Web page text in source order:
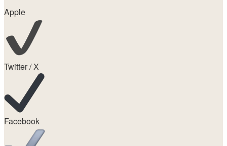
Apple
Twitter / X
Facebook